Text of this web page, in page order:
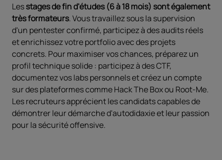
Lesstages de fin d'études (6 à 18 mois) sont également
très formateurs. Vous travaillez sous la supervision
d'un pentester confirmé, participez à des audits réels
et enrichissez votre portfolio avec des projets
concrets. Pour maximiser vos chances, préparez un
profil technique solide : participez à des CTF,
documentez vos labs personnels et créez un compte
sur des plateformes comme Hack The Box ou Root-Me.
Les recruteurs apprécient les candidats capables de
démontrer leur démarche d'autodidaxie et leur passion
pour la sécurité offensive.